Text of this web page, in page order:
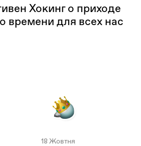
Хокинг о приходе
времени для всех нас
18 Жовтня